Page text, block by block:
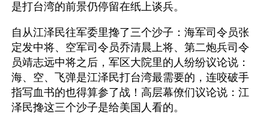
是打台湾的前景仍停留在纸上谈兵。
自从江泽民往军委里搀了三个沙子：海军司令员张
定发中将、空军司令员乔清晨上将、第二炮兵司令
员靖志远中将之后，军区大院里的人纷纷议论说：
海、空、飞弹是江泽民打台湾最需要的，连咬破手
指写血书的也得算参了战！高层幕僚们议论说：江
泽民搀这三个沙子是给美国人看的。